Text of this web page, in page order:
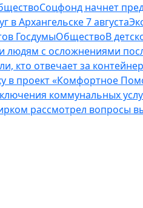
Соцфонд начнет
Архангельске 7 августа
ГосдумыОбществоВ
людям с осложнениями
кто отвечает за
в проект «Комфортное
коммунальных
рассмотрел вопросы